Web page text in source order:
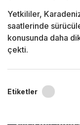
Yetkililer,
saatlerinde
konusunda daha
çekti.
Etiketler